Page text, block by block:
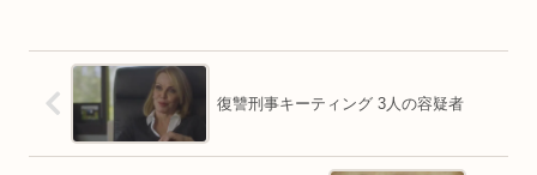
復讐刑事キーティング 3人の容疑者